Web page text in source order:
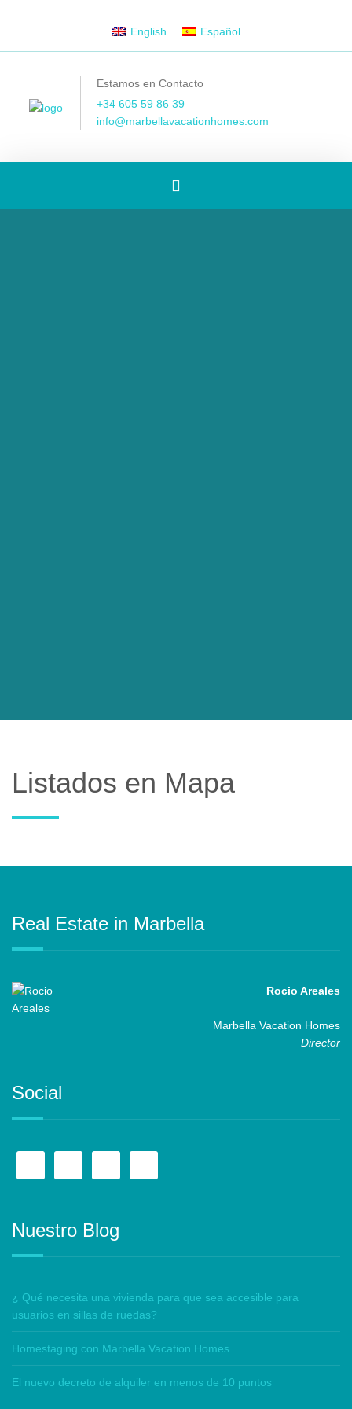
English Español
Estamos en Contacto
+34 605 59 86 39
info@marbellavacationhomes.com
[Spanish]
Listados en Mapa
Real Estate in Marbella
Rocio Areales
Marbella Vacation Homes
Director
Social
Nuestro Blog
¿ Qué necesita una vivienda para que sea accesible para
usuarios en sillas de ruedas?
Homestaging con Marbella Vacation Homes
El nuevo decreto de alquiler en menos de 10 puntos